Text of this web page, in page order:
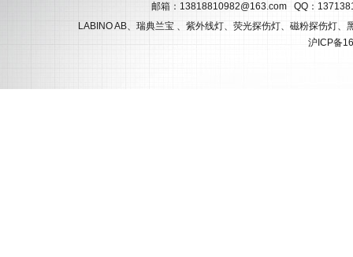
邮箱： 13818810982@163.com QQ：
LABINO AB、瑞典兰宝 、紫外线灯、荧光探伤灯、磁粉探伤灯
沪ICP备